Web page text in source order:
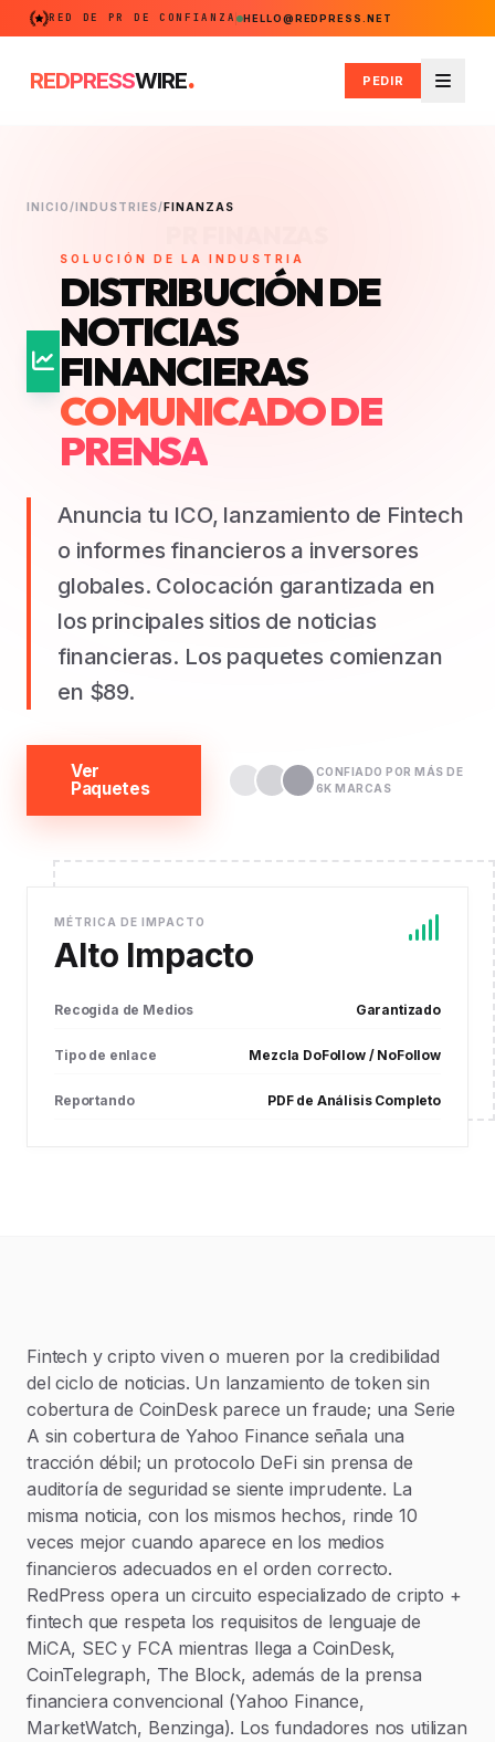
RED DE PR DE CONFIANZA HELLO@REDPRESS.NET
REDPRESSWIRE. PEDIR
Menú
INICIO /INDUSTRIES/FINANZAS
SOLUCIÓN DE LA INDUSTRIA
DISTRIBUCIÓN DE
NOTICIAS
FINANCIERAS
COMUNICADO DE
PRENSA
Anuncia tu ICO, lanzamiento de Fintech
o informes financieros a inversores
globales. Colocación garantizada en
los principales sitios de noticias
financieras. Los paquetes comienzan
en $89.
Ver
Paquetes
CONFIADO POR MÁS DE
6K MARCAS
MÉTRICA DE IMPACTO
Alto Impacto
Recogida de Medios Garantizado
Tipo de enlace Mezcla DoFollow / NoFollow
Reportando PDF de Análisis Completo
Fintech y cripto viven o mueren por la credibilidad
del ciclo de noticias. Un lanzamiento de token sin
cobertura de CoinDesk parece un fraude; una Serie
A sin cobertura de Yahoo Finance señala una
tracción débil; un protocolo DeFi sin prensa de
auditoría de seguridad se siente imprudente. La
misma noticia, con los mismos hechos, rinde 10
veces mejor cuando aparece en los medios
financieros adecuados en el orden correcto.
RedPress opera un circuito especializado de cripto +
fintech que respeta los requisitos de lenguaje de
MiCA, SEC y FCA mientras llega a CoinDesk,
CoinTelegraph, The Block, además de la prensa
financiera convencional (Yahoo Finance,
MarketWatch, Benzinga). Los fundadores nos utilizan